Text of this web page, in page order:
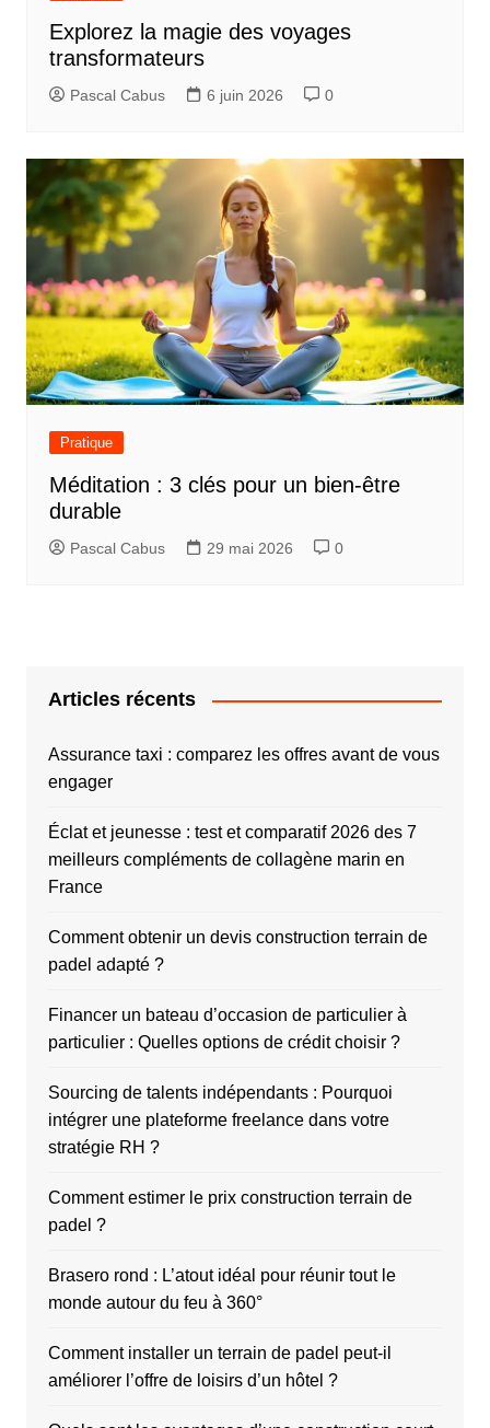
Explorez la magie des voyages
transformateurs
Pascal Cabus 6 juin 2026 0
Pratique
Méditation : 3 clés pour un bien-être
durable
Pascal Cabus 29 mai 2026 0
Articles récents
Assurance taxi : comparez les offres avant de vous
engager
Éclat et jeunesse : test et comparatif 2026 des 7
meilleurs compléments de collagène marin en
France
Comment obtenir un devis construction terrain de
padel adapté ?
Financer un bateau d’occasion de particulier à
particulier : Quelles options de crédit choisir ?
Sourcing de talents indépendants : Pourquoi
intégrer une plateforme freelance dans votre
stratégie RH ?
Comment estimer le prix construction terrain de
padel ?
Brasero rond : L’atout idéal pour réunir tout le
monde autour du feu à 360°
Comment installer un terrain de padel peut-il
améliorer l’offre de loisirs d’un hôtel ?